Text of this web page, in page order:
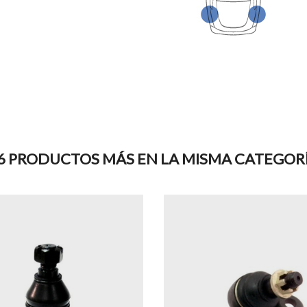
PRODUCTOS MÁS EN LA MISMA